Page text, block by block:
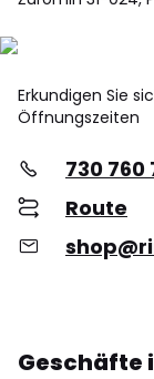
Erkundigen Sie
Öffnungszeiten
730 760
Route
Geschäfte